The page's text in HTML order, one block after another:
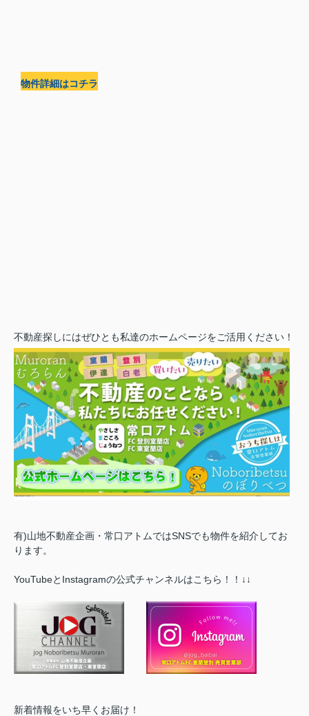
物件詳細はコチラ
不動産探しにはぜひとも私達のホームページをご活用ください！
有)山地不動産企画・常口アトムではSNSでも物件を紹介してお
ります。
YouTubeとInstagramの公式チャンネルはこちら！！↓↓
新着情報をいち早くお届け！